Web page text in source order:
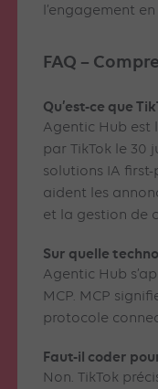
l’engagement
FAQ –
Qu’est-ce que
Agentic Hub est
par TikTok le 30
solutions IA
aident les
et la gestion de
Sur quelle
Agentic Hub
MCP. MCP
protocole
Faut-il coder
Non. TikTok